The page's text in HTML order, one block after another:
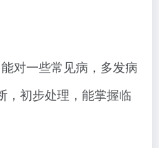
对一些常见病，多发病
，初步处理，能掌握临